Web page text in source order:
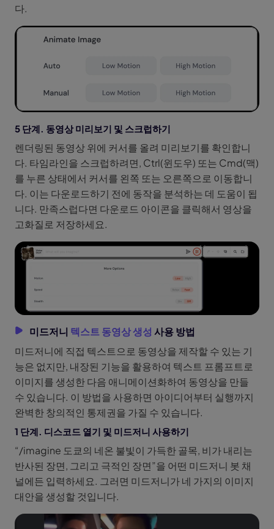
다.
5 단계. 동영상 미리보기 및 스크럽하기
렌더링된 동영상 위에 커서를 올려 미리보기를 확인합니
다. 타임라인을 스크럽하려면, Ctrl(윈도우) 또는 Cmd(맥)
를 누른 상태에서 커서를 왼쪽 또는 오른쪽으로 이동합니
다. 이는 다운로드하기 전에 동작을 분석하는 데 도움이 됩
니다. 만족스럽다면 다운로드 아이콘을 클릭해서 영상을
고화질로 저장하세요.
미드저니 텍스트 동영상 생성 사용 방법
미드저니에 직접 텍스트으로 동영상을 제작할 수 있는 기
능은 없지만, 내장된 기능을 활용하여 텍스트 프롬프트로
이미지를 생성한 다음 애니메이션화하여 동영상을 만들
수 있습니다. 이 방법을 사용하면 아이디어부터 실행까지
완벽한 창의적인 통제권을 가질 수 있습니다.
1 단계. 디스코드 열기 및 미드저니 사용하기
“/imagine 도쿄의 네온 불빛이 가득한 골목, 비가 내리는
반사된 장면, 그리고 극적인 장면”을 어떤 미드저니 봇 채
널에든 입력하세요. 그러면 미드저니가 네 가지의 이미지
대안을 생성할 것입니다.